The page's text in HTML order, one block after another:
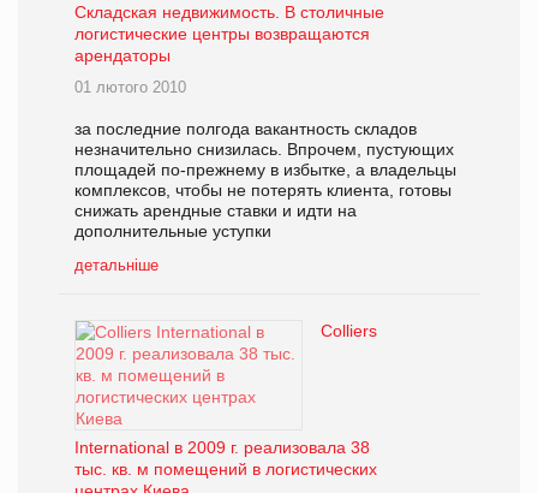
Складская недвижимость. В столичные
логистические центры возвращаются
арендаторы
01 лютого 2010
за последние полгода вакантность складов
незначительно снизилась. Впрочем, пустующих
площадей по-прежнему в избытке, а владельцы
комплексов, чтобы не потерять клиента, готовы
снижать арендные ставки и идти на
дополнительные уступки
детальніше
Colliers
International в 2009 г. реализовала 38
тыс. кв. м помещений в логистических